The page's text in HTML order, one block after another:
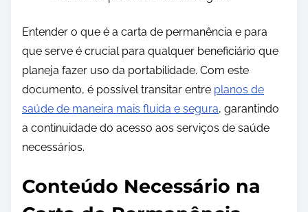
Entender o que é a carta de permanência e para
que serve é crucial para qualquer beneficiário que
planeja fazer uso da portabilidade. Com este
documento, é possível transitar entre planos de
saúde de maneira mais fluida e segura, garantindo
a continuidade do acesso aos serviços de saúde
necessários.
Conteúdo Necessário na